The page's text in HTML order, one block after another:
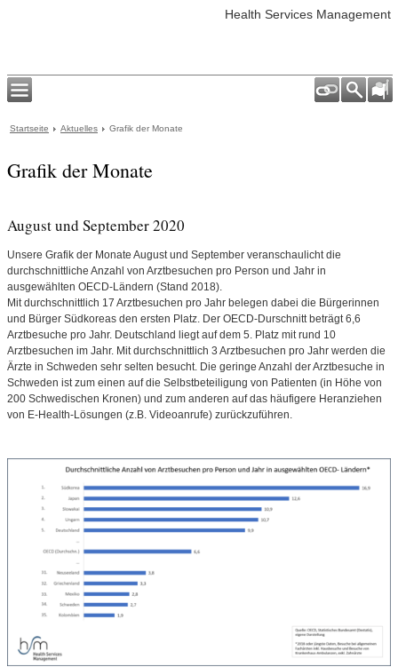
Health Services Management
Startseite Aktuelles Grafik der Monate
Grafik der Monate
August und September 2020
Unsere Grafik der Monate August und September veranschaulicht die
durchschnittliche Anzahl von Arztbesuchen pro Person und Jahr in
ausgewählten OECD-Ländern (Stand 2018).
Mit durchschnittlich 17 Arztbesuchen pro Jahr belegen dabei die Bürgerinnen
und Bürger Südkoreas den ersten Platz. Der OECD-Durschnitt beträgt 6,6
Arztbesuche pro Jahr. Deutschland liegt auf dem 5. Platz mit rund 10
Arztbesuchen im Jahr. Mit durchschnittlich 3 Arztbesuchen pro Jahr werden die
Ärzte in Schweden sehr selten besucht. Die geringe Anzahl der Arztbesuche in
Schweden ist zum einen auf die Selbstbeteiligung von Patienten (in Höhe von
200 Schwedischen Kronen) und zum anderen auf das häufigere Heranziehen
von E-Health-Lösungen (z.B. Videoanrufe) zurückzuführen.